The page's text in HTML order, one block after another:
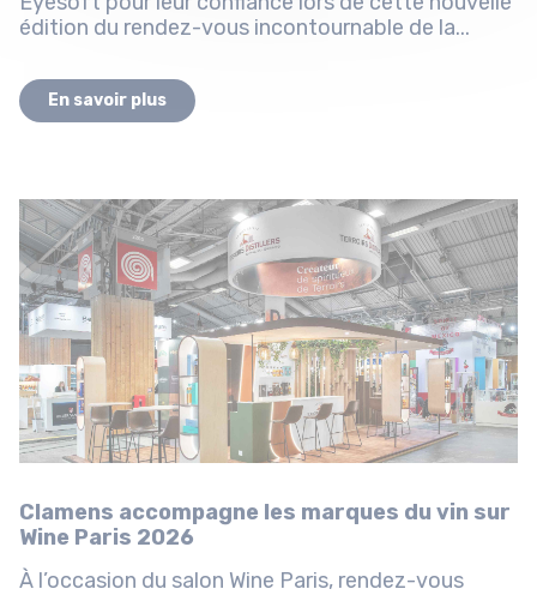
édition du rendez-vous incontournable de la...
En savoir plus
Clamens accompagne les marques du vin sur
Wine Paris 2026
À l’occasion du salon Wine Paris, rendez-vous